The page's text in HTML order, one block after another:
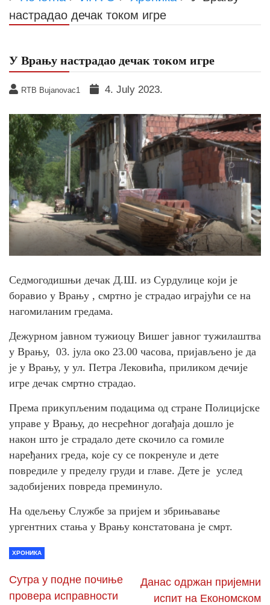
настрадао дечак током игре
У Врању настрадао дечак током игре
RTB Bujanovac1 4. July 2023.
Седмогодишњи дечак Д.Ш. из Сурдулице који је
боравио у Врању , смртно је страдао играјући се на
нагомиланим гредама.
Дежурном јавном тужиоцу Вишег јавног тужилаштва
у Врању, 03. јула око 23.00 часова, пријављено је да
је у Врању, у ул. Петра Лековића, приликом дечије
игре дечак смртно страдао.
Према прикупљеним подацима од стране Полицијске
управе у Врању, до несрећног догађаја дошло је
након што је страдало дете скочило са гомиле
наређаних греда, које су се покренуле и дете
повредиле у пределу груди и главе. Дете је услед
задобијених повреда преминуло.
На одељењу Службе за пријем и збрињавање
ургентних стања у Врању констатована је смрт.
ХРОНИКА
Сутра у подне почиње
провера исправности
Данас одржан пријемни
испит на Економском